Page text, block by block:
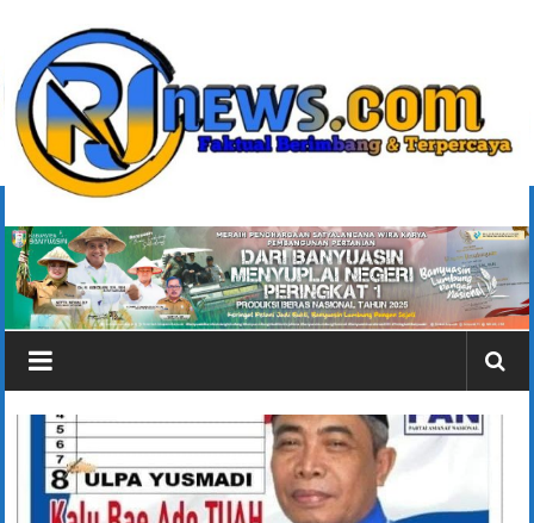
konten
rjonlinenews.com
Faktual
Berimbang
dan
Terpercaya